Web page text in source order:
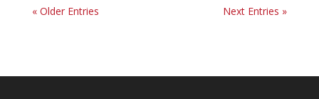
« Older Entries Next Entries »